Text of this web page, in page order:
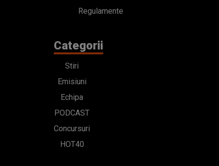
Regulamente
Categorii
Stiri
Emisiuni
Echipa
PODCAST
Concursuri
HOT40